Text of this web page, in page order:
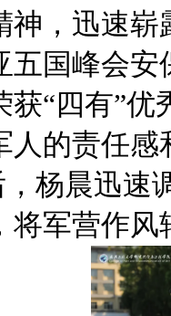
神，迅速
五国峰会
获“四有”
人的责任感
晨迅速
将军营作